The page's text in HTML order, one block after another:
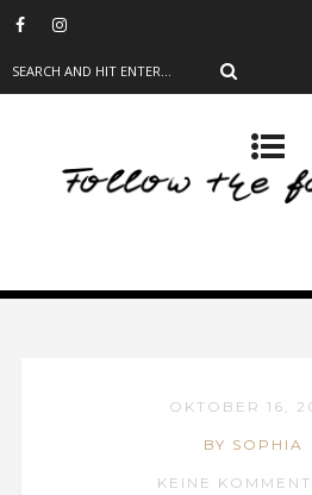
OKTOBER 16,
BY SOPHIA
KEINE